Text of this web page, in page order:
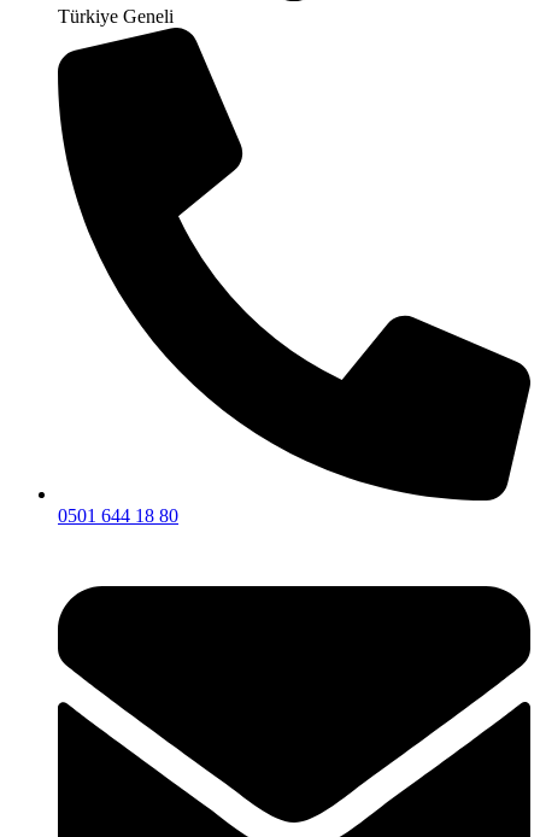
Türkiye Geneli
0501 644 18 80